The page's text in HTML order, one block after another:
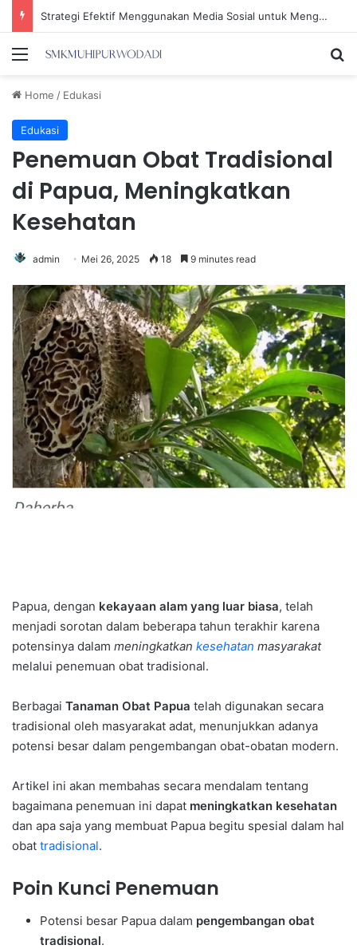
Pelaku Pemerasan Sahroni Mengaku Sebagai Kabiro Penindakan KPK
Menu
Home / Edukasi
Edukasi
Penemuan Obat Tradisional
di Papua, Meningkatkan
Kesehatan
admin Mei 26, 2025 18 9 minutes read
Papua, dengan kekayaan alam yang luar biasa, telah
menjadi sorotan dalam beberapa tahun terakhir karena
potensinya dalam meningkatkan kesehatan masyarakat
melalui penemuan obat tradisional.
Berbagai Tanaman Obat Papua telah digunakan secara
tradisional oleh masyarakat adat, menunjukkan adanya
potensi besar dalam pengembangan obat-obatan modern.
Artikel ini akan membahas secara mendalam tentang
bagaimana penemuan ini dapat meningkatkan kesehatan
dan apa saja yang membuat Papua begitu spesial dalam hal
obat tradisional.
Poin Kunci Penemuan
Potensi besar Papua dalam pengembangan obat
tradisional.